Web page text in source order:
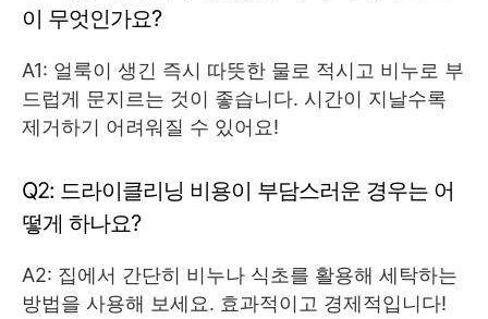
이 무엇인가요?
A1: 얼룩이 생긴 즉시 따뜻한 물로 적시고 비누로 부
드럽게 문지르는 것이 좋습니다. 시간이 지날수록
제거하기 어려워질 수 있어요!
Q2: 드라이클리닝 비용이 부담스러운 경우는 어
떻게 하나요?
A2: 집에서 간단히 비누나 식초를 활용해 세탁하는
방법을 사용해 보세요. 효과적이고 경제적입니다!